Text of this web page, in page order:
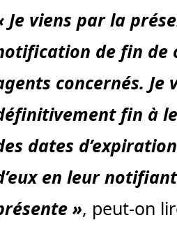
Je viens par la
de fin de
concernés.
fin à
dates
en leur
», peut-on